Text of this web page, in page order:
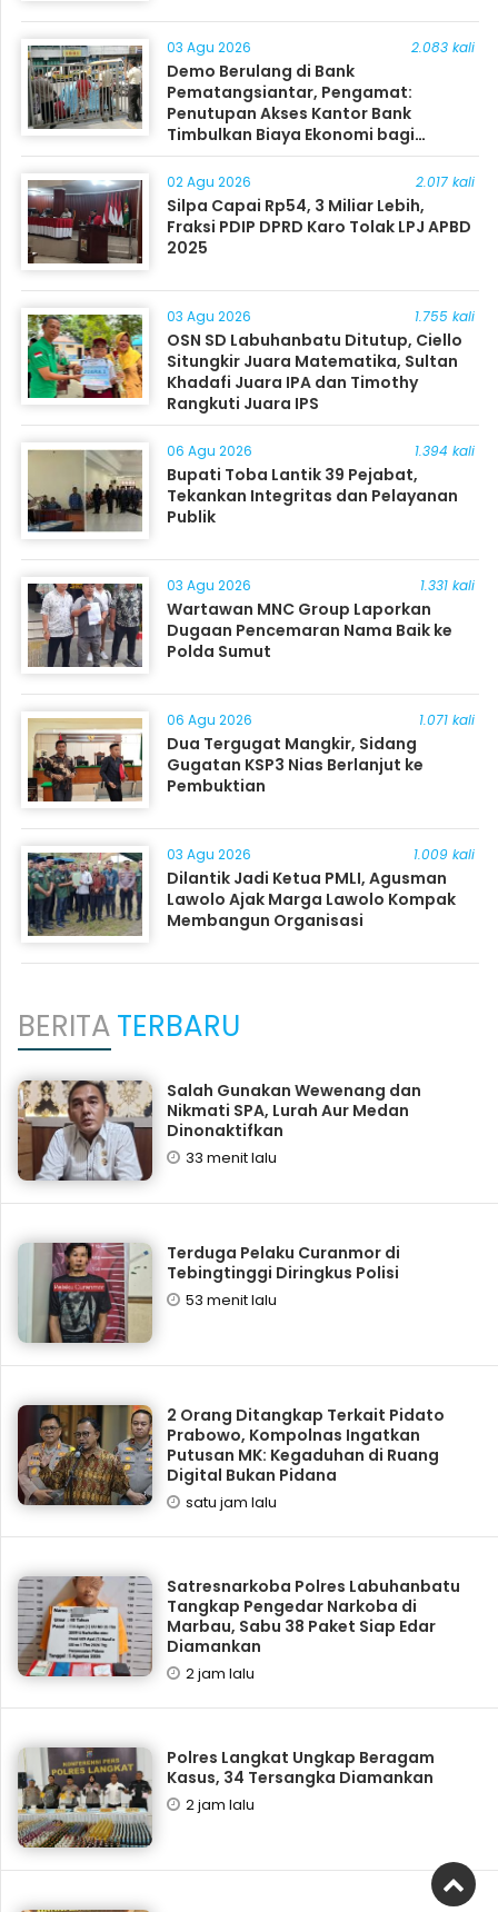
03 Agu 2026 2.083 kali
Demo Berulang di Bank
Pematangsiantar, Pengamat:
Penutupan Akses Kantor Bank
Timbulkan Biaya Ekonomi bagi
Masyarakat
02 Agu 2026 2.017 kali
Silpa Capai Rp54, 3 Miliar Lebih,
Fraksi PDIP DPRD Karo Tolak LPJ APBD
2025
03 Agu 2026 1.755 kali
OSN SD Labuhanbatu Ditutup, Ciello
Situngkir Juara Matematika, Sultan
Khadafi Juara IPA dan Timothy
Rangkuti Juara IPS
06 Agu 2026 1.394 kali
Bupati Toba Lantik 39 Pejabat,
Tekankan Integritas dan Pelayanan
Publik
03 Agu 2026 1.331 kali
Wartawan MNC Group Laporkan
Dugaan Pencemaran Nama Baik ke
Polda Sumut
06 Agu 2026 1.071 kali
Dua Tergugat Mangkir, Sidang
Gugatan KSP3 Nias Berlanjut ke
Pembuktian
03 Agu 2026 1.009 kali
Dilantik Jadi Ketua PMLI, Agusman
Lawolo Ajak Marga Lawolo Kompak
Membangun Organisasi
BERITATERBARU
Salah Gunakan Wewenang dan
Nikmati SPA, Lurah Aur Medan
Dinonaktifkan
33 menit lalu
Terduga Pelaku Curanmor di
Tebingtinggi Diringkus Polisi
53 menit lalu
2 Orang Ditangkap Terkait Pidato
Prabowo, Kompolnas Ingatkan
Putusan MK: Kegaduhan di Ruang
Digital Bukan Pidana
satu jam lalu
Satresnarkoba Polres Labuhanbatu
Tangkap Pengedar Narkoba di
Marbau, Sabu 38 Paket Siap Edar
Diamankan
2 jam lalu
Polres Langkat Ungkap Beragam
Kasus, 34 Tersangka Diamankan
2 jam lalu